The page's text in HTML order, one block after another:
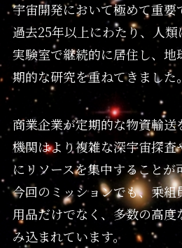
宇宙開発において極めて重要
過去25年以上にわたり、人
実験室で継続的に居住し、
期的な研究を重ねてきました。
商業企業が定期的な物資輸
機関はより複雑な深宇宙探
にリソースを集中することが
今回のミッションでも、乗
用品だけでなく、多数の高
み込まれています。